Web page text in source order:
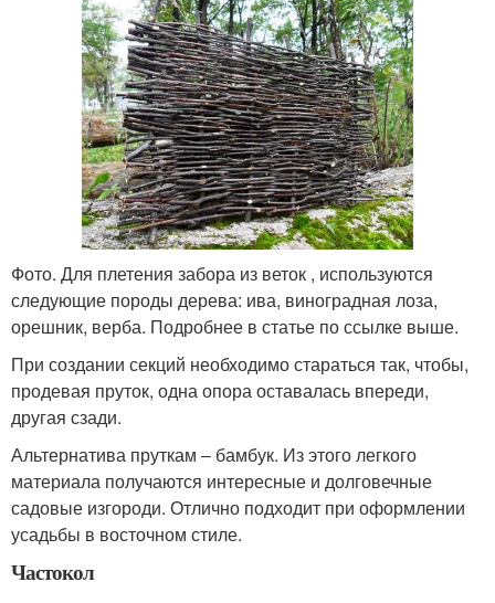
Фото. Для плетения забора из веток , используются
следующие породы дерева: ива, виноградная лоза,
орешник, верба. Подробнее в статье по ссылке выше.
При создании секций необходимо стараться так, чтобы,
продевая пруток, одна опора оставалась впереди,
другая сзади.
Альтернатива пруткам ‒ бамбук. Из этого легкого
материала получаются интересные и долговечные
садовые изгороди. Отлично подходит при оформлении
усадьбы в восточном стиле.
Частокол